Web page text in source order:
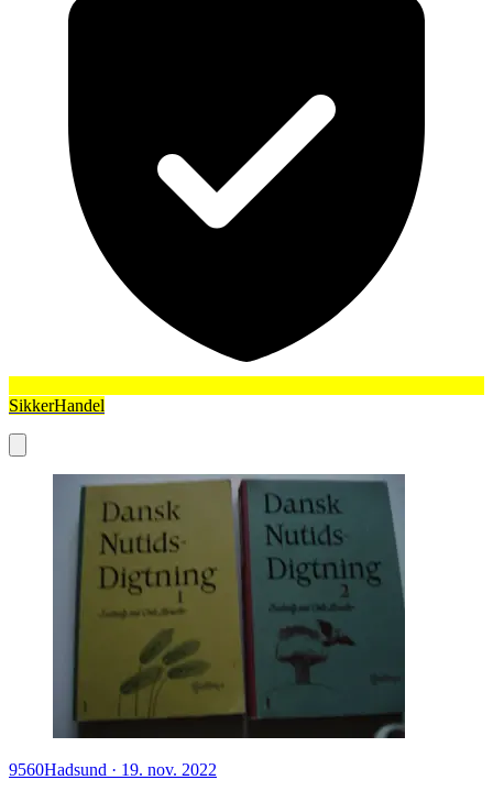
SikkerHandel
9560Hadsund · 19. nov. 2022